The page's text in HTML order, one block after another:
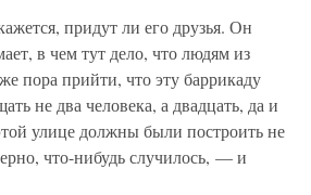
придут ли его друзья. Он
в чем тут дело, что людям из
пора прийти, что эту баррикаду
не два человека, а двадцать, да и
улице должны были построить не
что-нибудь случилось, — и